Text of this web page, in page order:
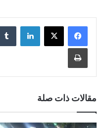
لينكدإن
مقالات ذات صلة